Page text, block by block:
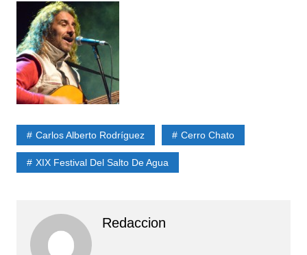
Carlos Alberto Rodríguez Cerro Chato
XIX Festival Del Salto De Agua
Redaccion